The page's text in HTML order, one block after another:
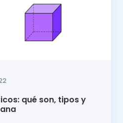
qué son, tipos y